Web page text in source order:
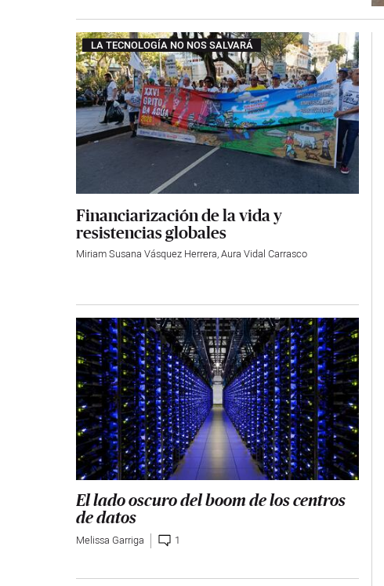
LA TECNOLOGÍA NO NOS SALVARÁ
Financiarización de la vida y
resistencias globales
Miriam Susana Vásquez Herrera,Aura Vidal Carrasco
El lado oscuro del boom de los centros
de datos
Melissa Garriga 1